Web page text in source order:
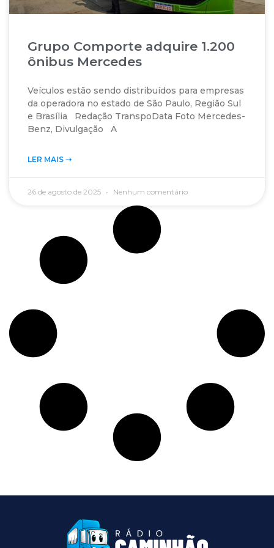
Grupo Comporte adquire 1.200
ônibus Mercedes
Veículos estão sendo distribuídos para empresas
da operadora no estado de São Paulo, Região Sul
e Brasília Redação TranspoData Foto Mercedes-
Benz, Divulgação A
LER MAIS ➝‬
26 de agosto de 2025 Nenhum comentário